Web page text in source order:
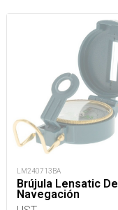
LM240713BA
Brújula Lensatic De
Navegación